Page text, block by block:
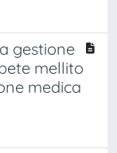
gestione
mellito
medica